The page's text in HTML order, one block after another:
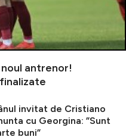
noul antrenor!
invitat de Cristiano
cu Georgina: ”Sunt
buni”